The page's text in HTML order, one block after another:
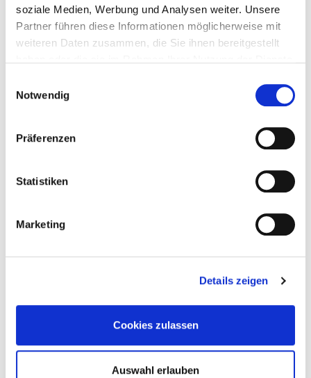
soziale Medien, Werbung und Analysen weiter. Unsere
Partner führen diese Informationen möglicherweise mit
weiteren Daten zusammen, die Sie ihnen bereitgestellt
Notwendig
Präferenzen
Statistiken
Marketing
Details zeigen
Cookies zulassen
Auswahl erlauben
Neueste Beiträge
25. März 2024
überraschenden Experiment!
Meine Typveränderung – eine krasse vorher/nachher
26. Januar 2022
Wähle dein Thema: